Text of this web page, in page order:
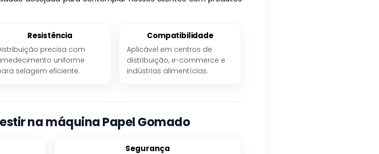
Resistência
precisa com
uniforme
selagem eficiente.
Compatibilidade
Aplicável em centros de
distribuição, e-commerce e
indústrias alimentícias.
na máquina Papel Gomado
Segurança